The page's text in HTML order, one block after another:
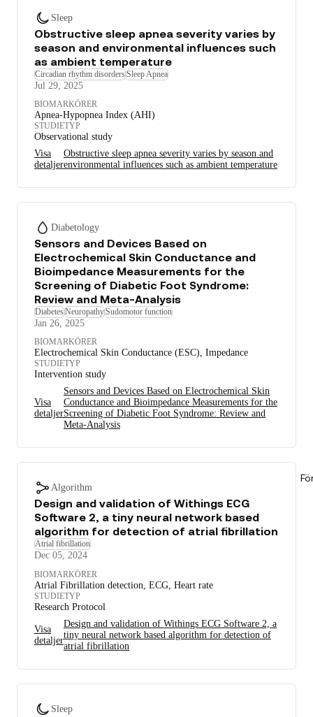
Sleep
Obstructive sleep apnea severity varies by
season and environmental influences such
as ambient temperature
Circadian rhythm disordersSleep Apnea
Jul 29, 2025
BIOMARKÖRER
Apnea-Hypopnea Index (AHI)
STUDIETYP
Observational study
Visa
detaljer
Obstructive sleep apnea severity varies by season and
environmental influences such as ambient temperature
Diabetology
Sensors and Devices Based on
Electrochemical Skin Conductance and
Bioimpedance Measurements for the
Screening of Diabetic Foot Syndrome:
Review and Meta-Analysis
DiabetesNeuropathySudomotor function
Jan 26, 2025
BIOMARKÖRER
Electrochemical Skin Conductance (ESC), Impedance
STUDIETYP
Intervention study
Visa
detaljer
Sensors and Devices Based on Electrochemical Skin
Conductance and Bioimpedance Measurements for the
Screening of Diabetic Foot Syndrome: Review and
Meta-Analysis
Algorithm
Design and validation of Withings ECG
Software 2, a tiny neural network based
algorithm for detection of atrial fibrillation
Atrial fibrillation
Dec 05, 2024
BIOMARKÖRER
Atrial Fibrillation detection, ECG, Heart rate
STUDIETYP
Research Protocol
Visa
detaljer
Design and validation of Withings ECG Software 2, a
tiny neural network based algorithm for detection of
atrial fibrillation
Sleep